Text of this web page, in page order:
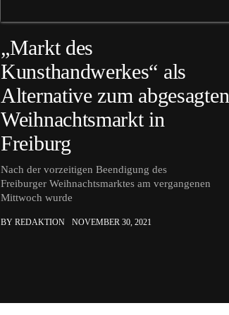
„Markt des
Kunsthandwerkes“ als
Alternative zum abgesagten
Weihnachtsmarkt in
Freiburg
Nach der vorzeitigen Beendigung des
Freiburger Weihnachtsmarktes am vergangenen
Mittwoch wurde
BY REDAKTION NOVEMBER 30, 2021